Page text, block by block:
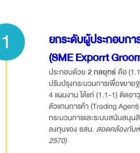
1
ยกระดับผู้ประกอบกา
(SME Exporrt
ประกอบด้วย 2 กลยุทธ์คือ
ปรับปรุงกระบวนการเพื่อขยา
4 แผนงาน ได้แก่ (1.1-1) ติดอ
ตัวแทนการค้า (Trading
กระบวนการและระบบสนับสนุน
ลงทุนของ ธสน. สอดคล้องกับ
2570)